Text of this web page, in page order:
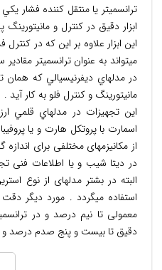
ترانسميتر یا منتقل کننده فشار
ابزار دقيق در كنترل و
اين ابزار علاوه بر اين كه در
ميتواند به عنوان ترانسميتر
در مدلهاي ديفرنيسيالي كه همان
مانيتورينگ و کنترل فلو به كار آید .
اين تجهيزات در مدلهاي قلمي
اسمارت با پروتكل هارت و یا
از مکانیزمهای مختلفی برای
در دیتا شیب و یا اطلاعات فنی
البته در بشتر مدلهای از نوع
استفاده میگردد . مورد دیگر
معمولی تا نیم درصد و در
دقیق تا بیست و پنج صدم درصد و